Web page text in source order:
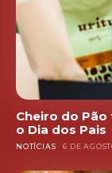
Cheiro do
o Dia dos Pais
NOTÍCIAS 6 DE